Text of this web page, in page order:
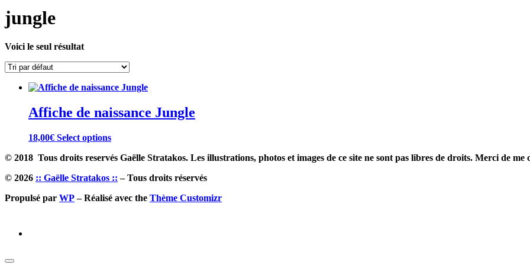
jungle
Voici le seul résultat
Affiche de naissance Jungle
18,00€ Select options
© 2018 Tous droits reservés Gaëlle Stratakos. Les illustrations, photos et images de ce site ne sont pas libres de droits. Merci de me
© 2026 :: Gaëlle Stratakos :: – Tous droits réservés
Propulsé par WP– Réalisé avec the Thème Customizr